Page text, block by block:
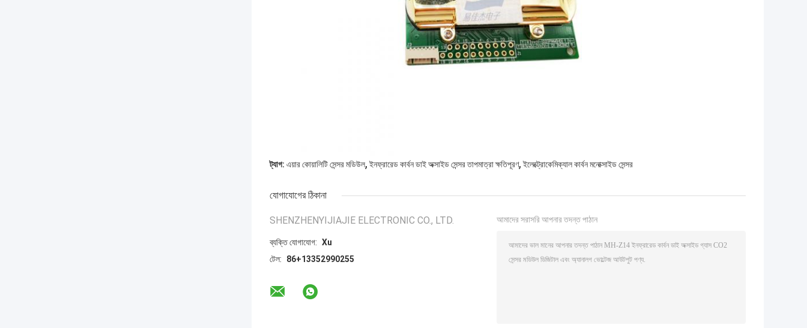
ট্যাগ: এয়ার কোয়ালিটি সেন্সর মডিউল, ইনফ্রারেড কার্বন ডাই অক্সাইড সেন্সর তাপমাত্রা ক্ষতিপূরণ, ইলেক্ট্রোকেমিক্যাল কার্বন মনোক্সাইড সেন্সর
যোগাযোগের ঠিকানা
SHENZHENYIJIAJIE ELECTRONIC CO., LTD.
ব্যক্তি যোগাযোগ: Xu
টেল:
86+13352990255
আমাদের সরাসরি আপনার তদন্ত পাঠান